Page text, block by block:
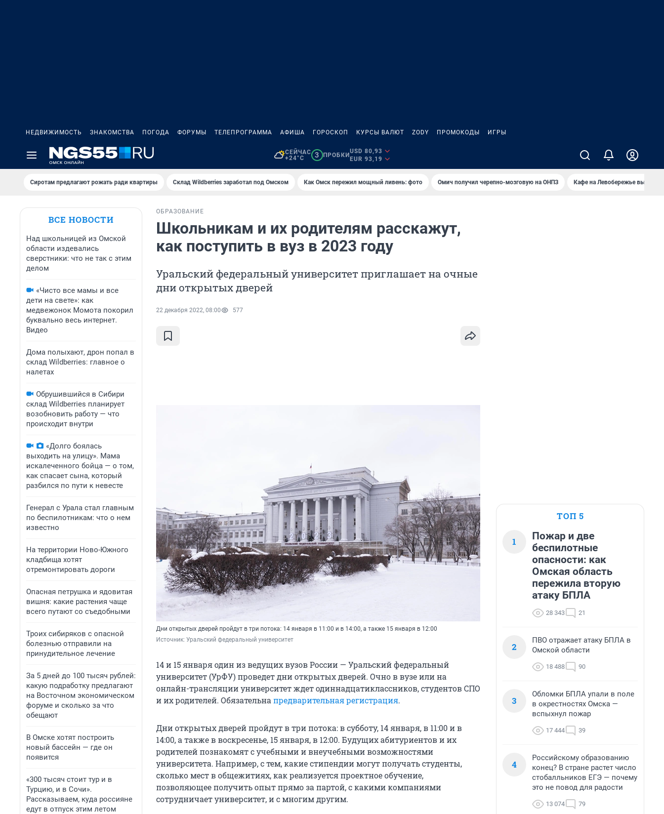
НЕДВИЖИМОСТЬ ЗНАКОМСТВА ПОГОДА ФОРУМЫ ТЕЛЕПРОГРАММА АФИША ГОРОСКОП КУРСЫ ВАЛЮТ ZODY ПРОМОКОДЫ ИГРЫ
СЕЙЧАС
+24°C
3 ПРОБКИ
USD 80,93
EUR 93,19
Сиротам предлагают рожать ради квартиры Склад Wildberries заработал под Омском Как Омск пережил мощный ливень: фото Омич получил черепно-мозговую на ОНПЗ Кафе на Левобережье
ВСЕ НОВОСТИ
Над школьницей из Омской
области издевались
сверстники: что не так с этим
делом
«Чисто все мамы и все
дети на свете»: как
медвежонок Момота покорил
буквально весь интернет.
Видео
Дома полыхают, дрон попал в
склад Wildberries: главное о
налетах
Обрушившийся в Сибири
склад Wildberries планирует
возобновить работу — что
происходит внутри
«Долго боялась
выходить на улицу». Мама
искалеченного бойца — о том,
как спасает сына, который
разбился по пути к невесте
Генерал с Урала стал главным
по беспилотникам: что о нем
известно
На территории Ново-Южного
кладбища хотят
отремонтировать дороги
Опасная петрушка и ядовитая
вишня: какие растения чаще
всего путают со съедобными
Троих сибиряков с опасной
болезнью отправили на
принудительное лечение
За 5 дней до 100 тысяч рублей:
какую подработку предлагают
на Восточном экономическом
форуме и сколько за что
обещают
В Омске хотят построить
новый бассейн — где он
появится
«300 тысяч стоит тур и в
Турцию, и в Сочи».
Рассказываем, куда россияне
едут в отпуск этим летом
ОБРАЗОВАНИЕ
Школьникам и их родителям расскажут,
как поступить в вуз в 2023 году
Уральский федеральный университет приглашает на очные
дни открытых дверей
22 декабря 2022, 08:00 577
Дни открытых дверей пройдут в три потока: 14 января в 11:00 и в 14:00, а также 15 января в 12:00
Источник: Уральский федеральный университет
14 и 15 января один из ведущих вузов России — Уральский федеральный
университет (УрФУ) проведет дни открытых дверей. Очно в вузе или на
онлайн-трансляции университет ждет одиннадцатиклассников, студентов СПО
и их родителей. Обязательна предварительная регистрация.
Дни открытых дверей пройдут в три потока: в субботу, 14 января, в 11:00 и в
14:00, а также в воскресенье, 15 января, в 12:00. Будущих абитуриентов и их
родителей познакомят с учебными и внеучебными возможностями
университета. Например, с тем, какие стипендии могут получать студенты,
сколько мест в общежитиях, как реализуется проектное обучение,
позволяющее получить опыт прямо за партой, с какими компаниями
сотрудничает университет, и с многим другим.
ТОП 5
1
Пожар и две
беспилотные
опасности: как
Омская область
пережила вторую
атаку БПЛА
28 343 21
2
ПВО отражает атаку БПЛА в
Омской области
18 488 90
3
Обломки БПЛА упали в поле
в окрестностях Омска —
вспыхнул пожар
17 444 39
4
Российскому образованию
конец? В стране растет число
стобалльников ЕГЭ — почему
это не повод для радости
13 074 79